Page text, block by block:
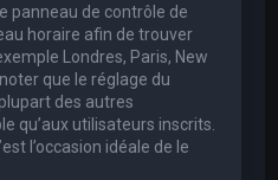
panneau de contrôle de
horaire afin de trouver
Londres, Paris, New
que le réglage du
des autres
qu’aux utilisateurs inscrits.
l’occasion idéale de le